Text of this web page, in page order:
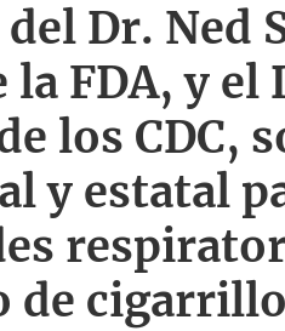
Dr. Ned
FDA, y el
los CDC,
y estatal
de